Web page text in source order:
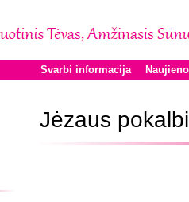
Svarbi informacija
Jėzaus